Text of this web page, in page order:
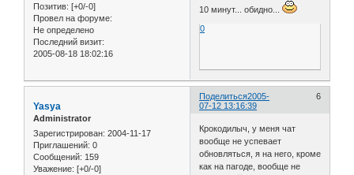
Позитив: [+0/-0]
Провел на форуме:
Не определено
Последний визит:
2005-08-18 18:02:16
10 минут... обидно...
0
Поделиться 6
2005-
07-12 13:16:39
Yasya
Administrator
Зарегистрирован: 2004-11-17
Приглашений: 0
Сообщений: 159
Уважение: [+0/-0]
Крокодилыч, у меня чат
вообще не успевает
обновляться, я на него, кроме
как на пагоде, вообще не